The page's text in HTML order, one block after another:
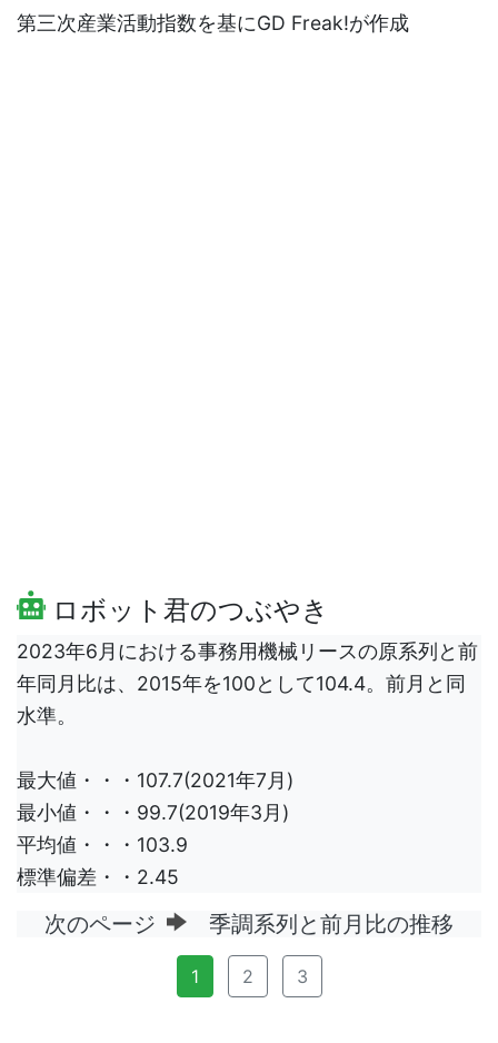
第三次産業活動指数を基にGD Freak!が作成
ロボット君のつぶやき
2023年6月における事務用機械リースの原系列と前
年同月比は、2015年を100として104.4。前月と同
水準。
最大値・・・107.7(2021年7月)
最小値・・・99.7(2019年3月)
平均値・・・103.9
標準偏差・・2.45
次のページ 季調系列と前月比の推移
1 2 3